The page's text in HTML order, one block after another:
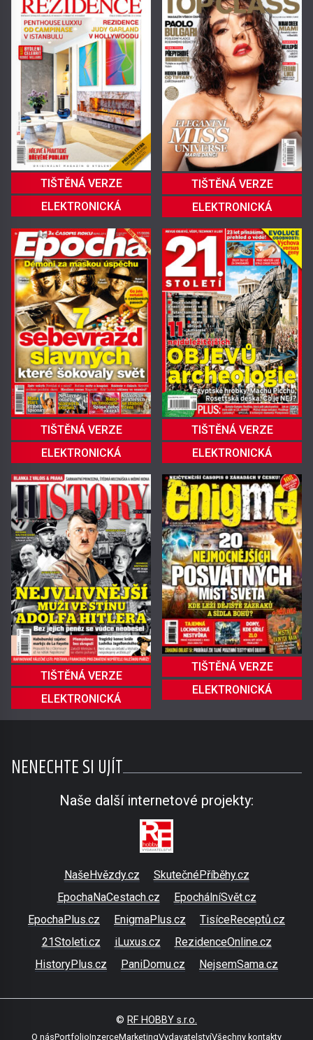
TIŠTĚNÁ VERZE
ELEKTRONICKÁ
TIŠTĚNÁ VERZE
ELEKTRONICKÁ
TIŠTĚNÁ VERZE
ELEKTRONICKÁ
TIŠTĚNÁ VERZE
ELEKTRONICKÁ
TIŠTĚNÁ VERZE
ELEKTRONICKÁ
TIŠTĚNÁ VERZE
ELEKTRONICKÁ
NENECHTE SI UJÍT
Naše další internetové projekty:
NašeHvězdy.cz
SkutečnéPříběhy.cz
EpochaNaCestach.cz
EpochálníSvět.cz
EpochaPlus.cz
EnigmaPlus.cz
TisíceReceptů.cz
21Stoleti.cz
iLuxus.cz
RezidenceOnline.cz
HistoryPlus.cz
PaniDomu.cz NejsemSama.cz
© RF HOBBY s.r.o.
O násPortfolioInzerceMarketingVydavatelstvíVšechny kontakty